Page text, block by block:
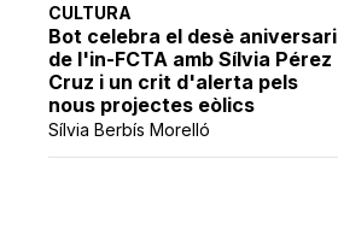
CULTURA
Bot celebra el desè aniversari
de l'in-FCTA amb Sílvia Pérez
Cruz i un crit d'alerta pels
nous projectes eòlics
Sílvia Berbís Morelló